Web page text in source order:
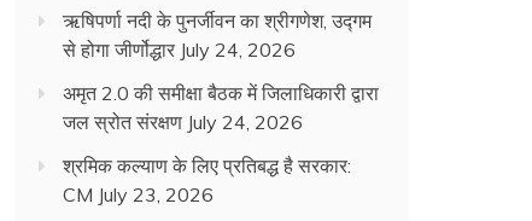
ऋषिपर्णा नदी के पुनर्जीवन का श्रीगणेश, उद्गम
से होगा जीर्णोद्धार July 24, 2026
अमृत 2.0 की समीक्षा बैठक में जिलाधिकारी द्वारा
जल स्रोत संरक्षण July 24, 2026
श्रमिक कल्याण के लिए प्रतिबद्ध है सरकार:
CM July 23, 2026